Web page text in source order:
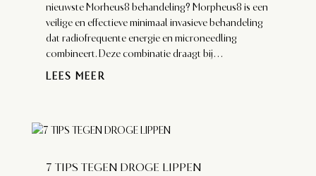
nieuwste Morheus8 behandeling? Morpheus8 is een
veilige en effectieve minimaal invasieve behandeling
dat radiofrequente energie en microneedling
combineert. Deze combinatie draagt bij...
LEES MEER
7 TIPS TEGEN DROGE LIPPEN